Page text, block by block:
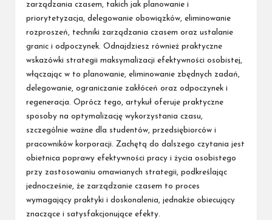
zarządzania czasem, takich jak planowanie i
priorytetyzacja, delegowanie obowiązków, eliminowanie
rozproszeń, techniki zarządzania czasem oraz ustalanie
granic i odpoczynek. Odnajdziesz również praktyczne
wskazówki strategii maksymalizacji efektywności osobistej,
włączając w to planowanie, eliminowanie zbędnych zadań,
delegowanie, ograniczanie zakłóceń oraz odpoczynek i
regeneracja. Oprócz tego, artykuł oferuje praktyczne
sposoby na optymalizację wykorzystania czasu,
szczególnie ważne dla studentów, przedsiębiorców i
pracowników korporacji. Zachętą do dalszego czytania jest
obietnica poprawy efektywności pracy i życia osobistego
przy zastosowaniu omawianych strategii, podkreślając
jednocześnie, że zarządzanie czasem to proces
wymagający praktyki i doskonalenia, jednakże obiecujący
znaczące i satysfakcjonujące efekty.